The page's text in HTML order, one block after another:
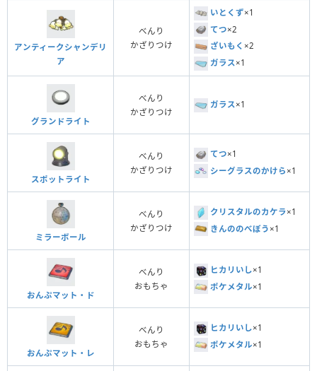
アンティークシャンデリ
ア
べんり
かざりつけ
いとくず×1
てつ×2
ざいもく ×2
ガラス×1
グランドライト
べんり
かざりつけ
ガラス ×1
スポットライト
べんり
かざりつけ
てつ×1
シーグラスのかけら ×1
ミラーボール
べんり
かざりつけ
クリスタルのカケラ×1
きんののべぼう ×1
おんぷマット・ド
べんり
おもちゃ
ヒカリいし×1
ポケメタル×1
おんぷマット・レ
べんり
おもちゃ
ヒカリいし×1
ポケメタル×1